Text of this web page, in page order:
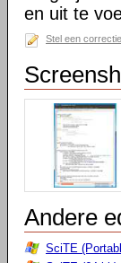
en uit te
Stel een
Andere
SciTE